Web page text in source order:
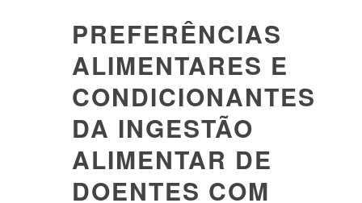
PREFERÊNCIAS
ALIMENTARES E
CONDICIONANTES
DA INGESTÃO
ALIMENTAR DE
DOENTES COM